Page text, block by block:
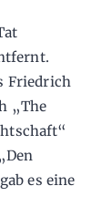
Friedrich
„The
es eine